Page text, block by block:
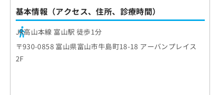
基本情報（アクセス、住所、診療時間）
JR高山本線 富山駅 徒歩1分
〒930-0858 富山県富山市牛島町18-18 アーバンプレイス
2F